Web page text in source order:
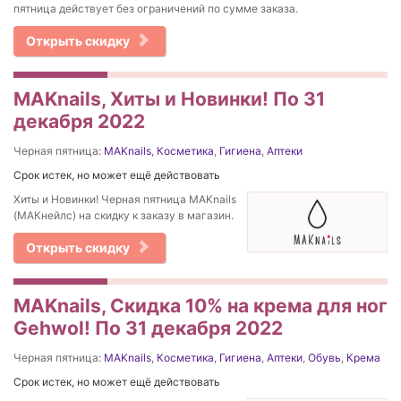
пятница действует без ограничений по сумме заказа.
Открыть скидку
MAKnails, Хиты и Новинки! По 31
декабря 2022
Черная пятница: MAKnails Косметика Гигиена Аптеки
Срок истек, но может ещё действовать
Хиты и Новинки! Черная пятница MAKnails
(МАКнейлс) на скидку к заказу в магазин.
Открыть скидку
MAKnails, Скидка 10% на крема для ног
Gehwol! По 31 декабря 2022
Черная пятница: MAKnails Косметика Гигиена Аптеки Обувь Крема
Срок истек, но может ещё действовать